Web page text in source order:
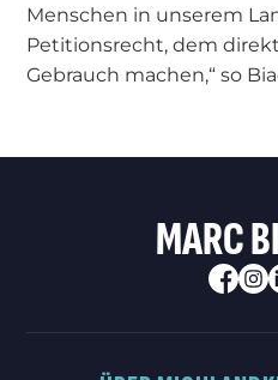
Menschen in unserem
Petitionsrecht, dem
Gebrauch machen,“ so
MARC